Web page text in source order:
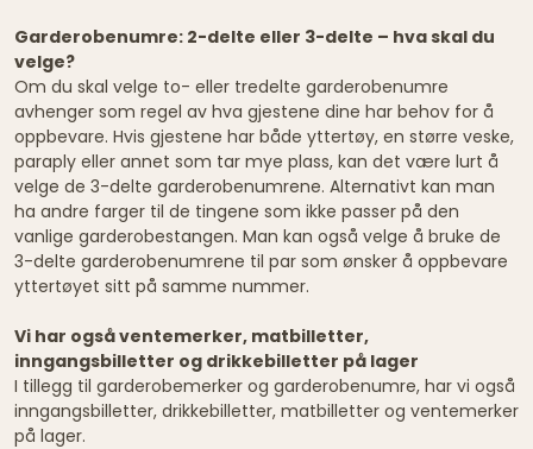
Garderobenumre: 2-delte eller 3-delte – hva skal du
velge?
Om du skal velge to- eller tredelte garderobenumre
avhenger som regel av hva gjestene dine har behov for å
oppbevare. Hvis gjestene har både yttertøy, en større veske,
paraply eller annet som tar mye plass, kan det være lurt å
velge de 3-delte garderobenumrene. Alternativt kan man
ha andre farger til de tingene som ikke passer på den
vanlige garderobestangen. Man kan også velge å bruke de
3-delte garderobenumrene til par som ønsker å oppbevare
yttertøyet sitt på samme nummer.
Vi har også ventemerker, matbilletter,
inngangsbilletter og drikkebilletter på lager
I tillegg til garderobemerker og garderobenumre, har vi også
inngangsbilletter, drikkebilletter, matbilletter og ventemerker
på lager.